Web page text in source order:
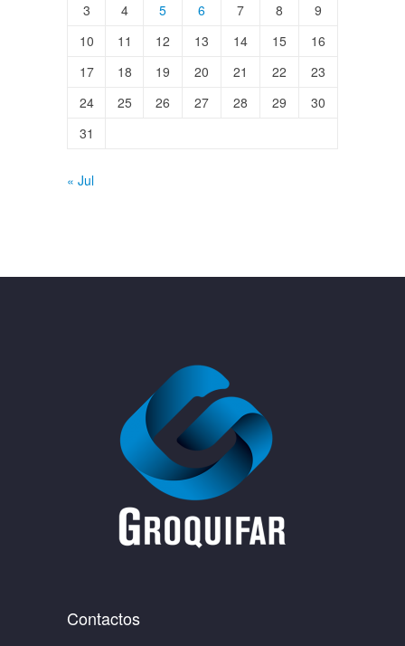
3
4 5 6 7 8
9
10
11 12 13 14 15
16
17
18 19 20 21 22
23
24
25 26 27 28 29
30
31
« Jul
Contactos